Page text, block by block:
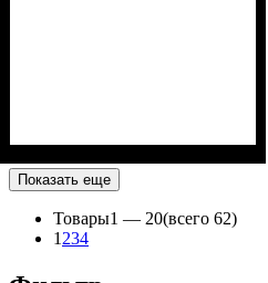
Показать еще
Товары1 — 20(всего 62)
1 234